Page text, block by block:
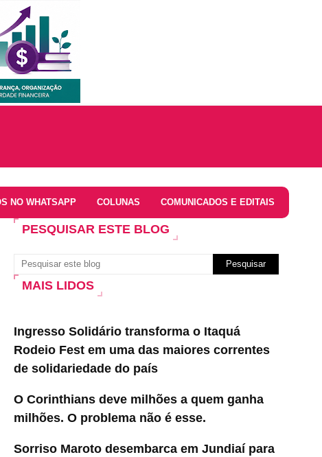
NO WHATSAPP COLUNAS COMUNICADOS E EDITAIS
PESQUISAR ESTE BLOG
MAIS LIDOS
Ingresso Solidário transforma o Itaquá
Rodeio Fest em uma das maiores correntes
de solidariedade do país
O Corinthians deve milhões a quem ganha
milhões. O problema não é esse.
Sorriso Maroto desembarca em Jundiaí para